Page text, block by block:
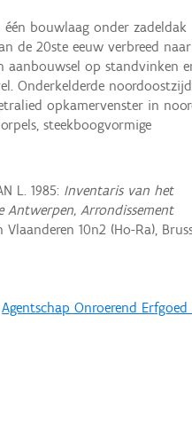
één bouwlaag onder zadeldak
de 20ste eeuw verbreed
aanbouwsel op standvinken
Onderkelderde
opkamervenster in
steekboogvormige
L. 1985: Inventaris van het
Arrondissement
10n2 (Ho-Ra),
Agentschap Onroerend Erfgoed